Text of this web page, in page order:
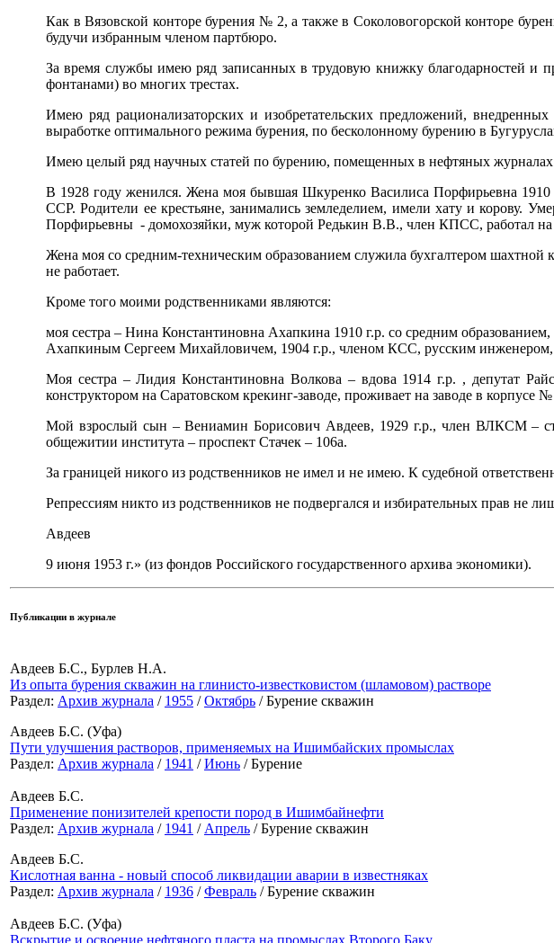
Как в Вязовской конторе бурения № 2, а также в Соколовогорской конторе
будучи избранным членом партбюро.
За время службы имею ряд записанных в трудовую книжку благодарностей
фонтанами) во многих трестах.
Имею ряд рационализаторских и изобретательских предложений,
выработке оптимального режима бурения, по бесколонному бурению в
Имею целый ряд научных статей по бурению, помещенных в нефтяных
В 1928 году женился. Жена моя бывшая Шкуренко Василиса Порфирьевна 1910
ССР. Родители ее крестьяне, занимались земледелием, имели хату и корову.
Порфирьевны - домохозяйки, муж которой Редькин В.В., член КПСС, работал на
Жена моя со средним-техническим образованием служила бухгалтером
не работает.
Кроме того моими родственниками являются:
моя сестра – Нина Константиновна Ахапкина 1910 г.р. со средним
Ахапкиным Сергеем Михайловичем, 1904 г.р., членом КСС, русским
Моя сестра – Лидия Константиновна Волкова – вдова 1914 г.р. , депутат
конструктором на Саратовском крекинг-заводе, проживает на заводе в корпусе
Мой взрослый сын – Вениамин Борисович Авдеев, 1929 г.р., член ВЛКСМ –
общежитии института – проспект Стачек – 106а.
За границей никого из родственников не имел и не имею. К судебной
Репрессиям никто из родственников не подвергался и избирательных прав не
Авдеев
9 июня 1953 г.» (из фондов Российского государственного архива экономики).
Публикации в журнале
Авдеев Б.С., Бурлев Н.А.
Из опыта бурения скважин на глинисто-известковистом (шламовом) растворе
Раздел: Архив журнала / 1955 /Октябрь / Бурение скважин
Авдеев Б.С. (Уфа)
Пути улучшения растворов, применяемых на Ишимбайских промыслах
Раздел: Архив журнала / 1941 /Июнь / Бурение
Авдеев Б.С.
Применение понизителей крепости пород в Ишимбайнефти
Раздел: Архив журнала / 1941 / Апрель / Бурение скважин
Авдеев Б.С.
Кислотная ванна - новый способ ликвидации аварии в известняках
Раздел: Архив журнала / 1936 /Февраль / Бурение скважин
Авдеев Б.С. (Уфа)